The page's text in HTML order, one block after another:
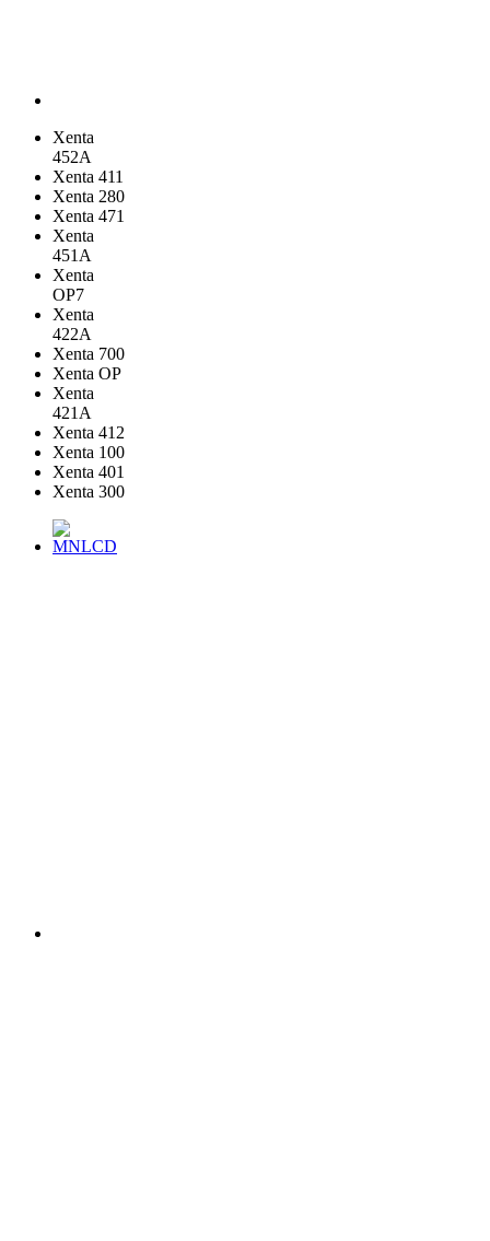
Xenta
452A
Xenta 411
Xenta 280
Xenta 471
Xenta
451A
Xenta
OP7
Xenta
422A
Xenta 700
Xenta OP
Xenta
421A
Xenta 412
Xenta 100
Xenta 401
Xenta 300